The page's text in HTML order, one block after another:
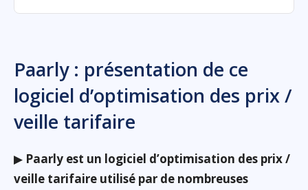
Paarly : présentation de ce
logiciel d’optimisation des prix /
veille tarifaire
▶ Paarly est un logiciel d’optimisation des prix /
veille tarifaire utilisé par de nombreuses